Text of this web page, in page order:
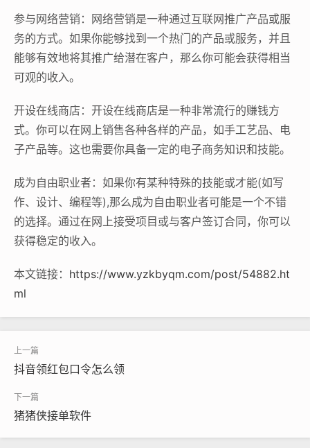
参与网络营销：网络营销是一种通过互联网推广产品或服
务的方式。如果你能够找到一个热门的产品或服务，并且
能够有效地将其推广给潜在客户，那么你可能会获得相当
可观的收入。
开设在线商店：开设在线商店是一种非常流行的赚钱方
式。你可以在网上销售各种各样的产品，如手工艺品、电
子产品等。这也需要你具备一定的电子商务知识和技能。
成为自由职业者：如果你有某种特殊的技能或才能(如写
作、设计、编程等),那么成为自由职业者可能是一个不错
的选择。通过在网上接受项目或与客户签订合同，你可以
获得稳定的收入。
本文链接： https://www.yzkbyqm.com/post/54882.ht
ml
抖音领红包口令怎么领
猪猪侠接单软件